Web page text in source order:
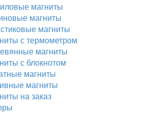
магниты
магниты
магниты
с термометром
магниты
с блокнотом
магниты
магниты
на заказ